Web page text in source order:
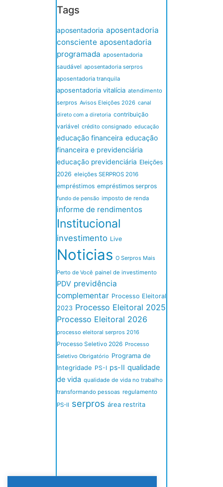
Tags
aposentadoria aposentadoria
consciente aposentadoria
programada aposentadoria
saudável aposentadoria serpros
aposentadoria tranquila
aposentadoria vitalícia atendimento
serpros Avisos Eleições 2026 canal
direto com a diretoria contribuição
variável crédito consignado educação
educação financeira educação
financeira e previdenciária
educação previdenciária Eleições
2026 eleições SERPROS 2016
empréstimos empréstimos serpros
fundo de pensão imposto de renda
informe de rendimentos
Institucional
investimento Live
Noticias O Serpros Mais
Perto de Você painel de investimento
PDV previdência
complementar Processo Eleitoral
2023 Processo Eleitoral 2025
Processo Eleitoral 2026
processo eleitoral serpros 2016
Processo Seletivo 2026 Processo
Seletivo Obrigatório Programa de
Integridade PS-I ps-II qualidade
de vida qualidade de vida no trabalho
transformando pessoas regulamento
PS-II serpros área restrita